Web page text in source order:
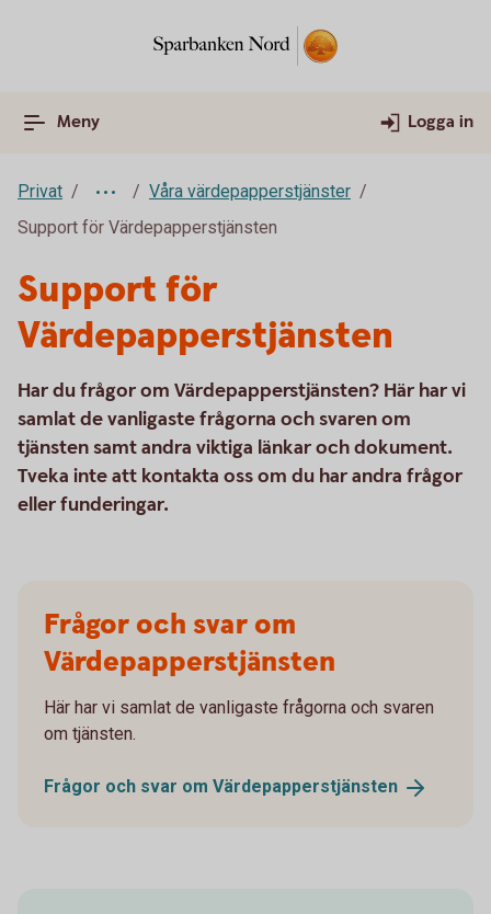
Meny Logga in
Privat
Våra värdepapperstjänster
Support för Värdepapperstjänsten
Support för
Värdepapperstjänsten
Har du frågor om Värdepapperstjänsten? Här har vi
samlat de vanligaste frågorna och svaren om
tjänsten samt andra viktiga länkar och dokument.
Tveka inte att kontakta oss om du har andra frågor
eller funderingar.
Frågor och svar om
Värdepapperstjänsten
Här har vi samlat de vanligaste frågorna och svaren
om tjänsten.
Frågor och svar om Värdepapperstjänsten